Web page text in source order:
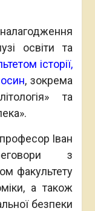
освіти та
історії,
, зокрема
та
Іван
з
факультету
а також
безпеки